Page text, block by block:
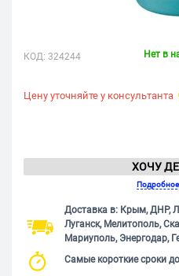
КОД: 324244 Нет в
Цену уточняйте у консультанта
ХОЧУ
Доставка в: Крым, ДНР,
Луганск, Мелитополь,
Мариуполь, Энергодар,
Самые короткие сроки